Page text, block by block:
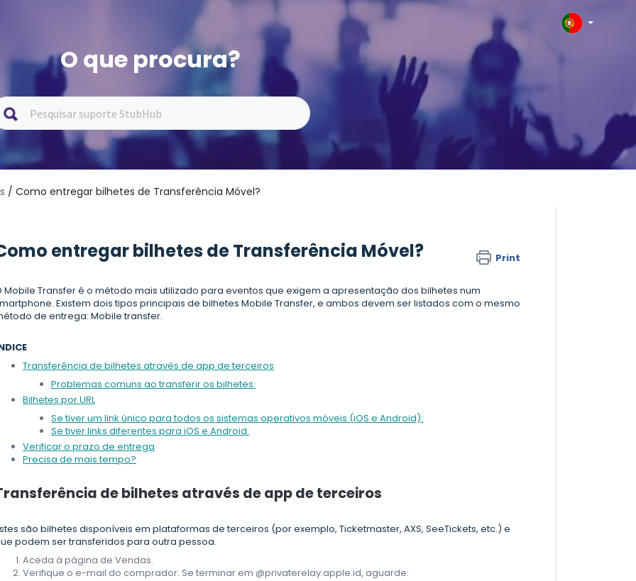
O que procura?
/ Como entregar bilhetes de Transferência Móvel?
entregar bilhetes de Transferência Móvel? Print
Mobile Transfer é o método mais utilizado para eventos que exigem a apresentação dos bilhetes num
Existem dois tipos principais de bilhetes Mobile Transfer, e ambos devem ser listados com o mesmo
de entrega: Mobile transfer.
Transferência de bilhetes através de app de terceiros
Problemas comuns ao transferir os bilhetes:
Bilhetes por URL
Se tiver um link único para todos os sistemas operativos móveis (iOS e Android):
Se tiver links diferentes para iOS e Android:
Verificar o prazo de entrega
Precisa de mais tempo?
de bilhetes através de app de terceiros
são bilhetes disponíveis em plataformas de terceiros (por exemplo, Ticketmaster, AXS, SeeTickets, etc.) e
podem ser transferidos para outra pessoa.
Aceda à página de Vendas.
Verifique o e-mail do comprador. Se terminar em @privaterelay.apple.id, aguarde: